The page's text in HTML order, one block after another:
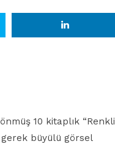
10 kitaplık “Renkli
gerek büyülü görsel